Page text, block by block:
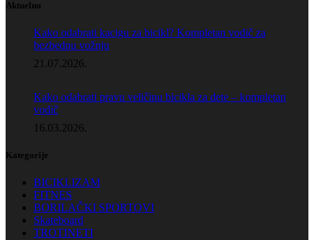
Aktuelno
Kako odabrati kacigu za bicikl? Kompletan vodič za
bezbednu vožnju
21.07.2026.
Kako odabrati pravu veličinu bicikla za dete – kompletan
vodič
16.03.2026.
Kategorije
BICIKLIZAM
FITNES
BORILAČKI SPORTOVI
Skateboard
TROTINETI